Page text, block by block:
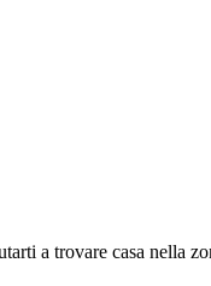
a trovare casa nella